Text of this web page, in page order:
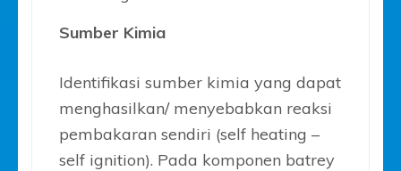
Sumber Kimia
Identifikasi sumber kimia yang dapat
menghasilkan/ menyebabkan reaksi
pembakaran sendiri (self heating –
self ignition). Pada komponen batrey